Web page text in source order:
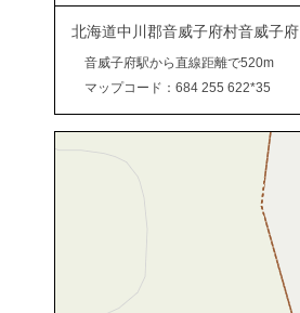
北海道中川郡音威子府村音威子府
音威子府駅から直線距離で520m
マップコード：684 255 622*35